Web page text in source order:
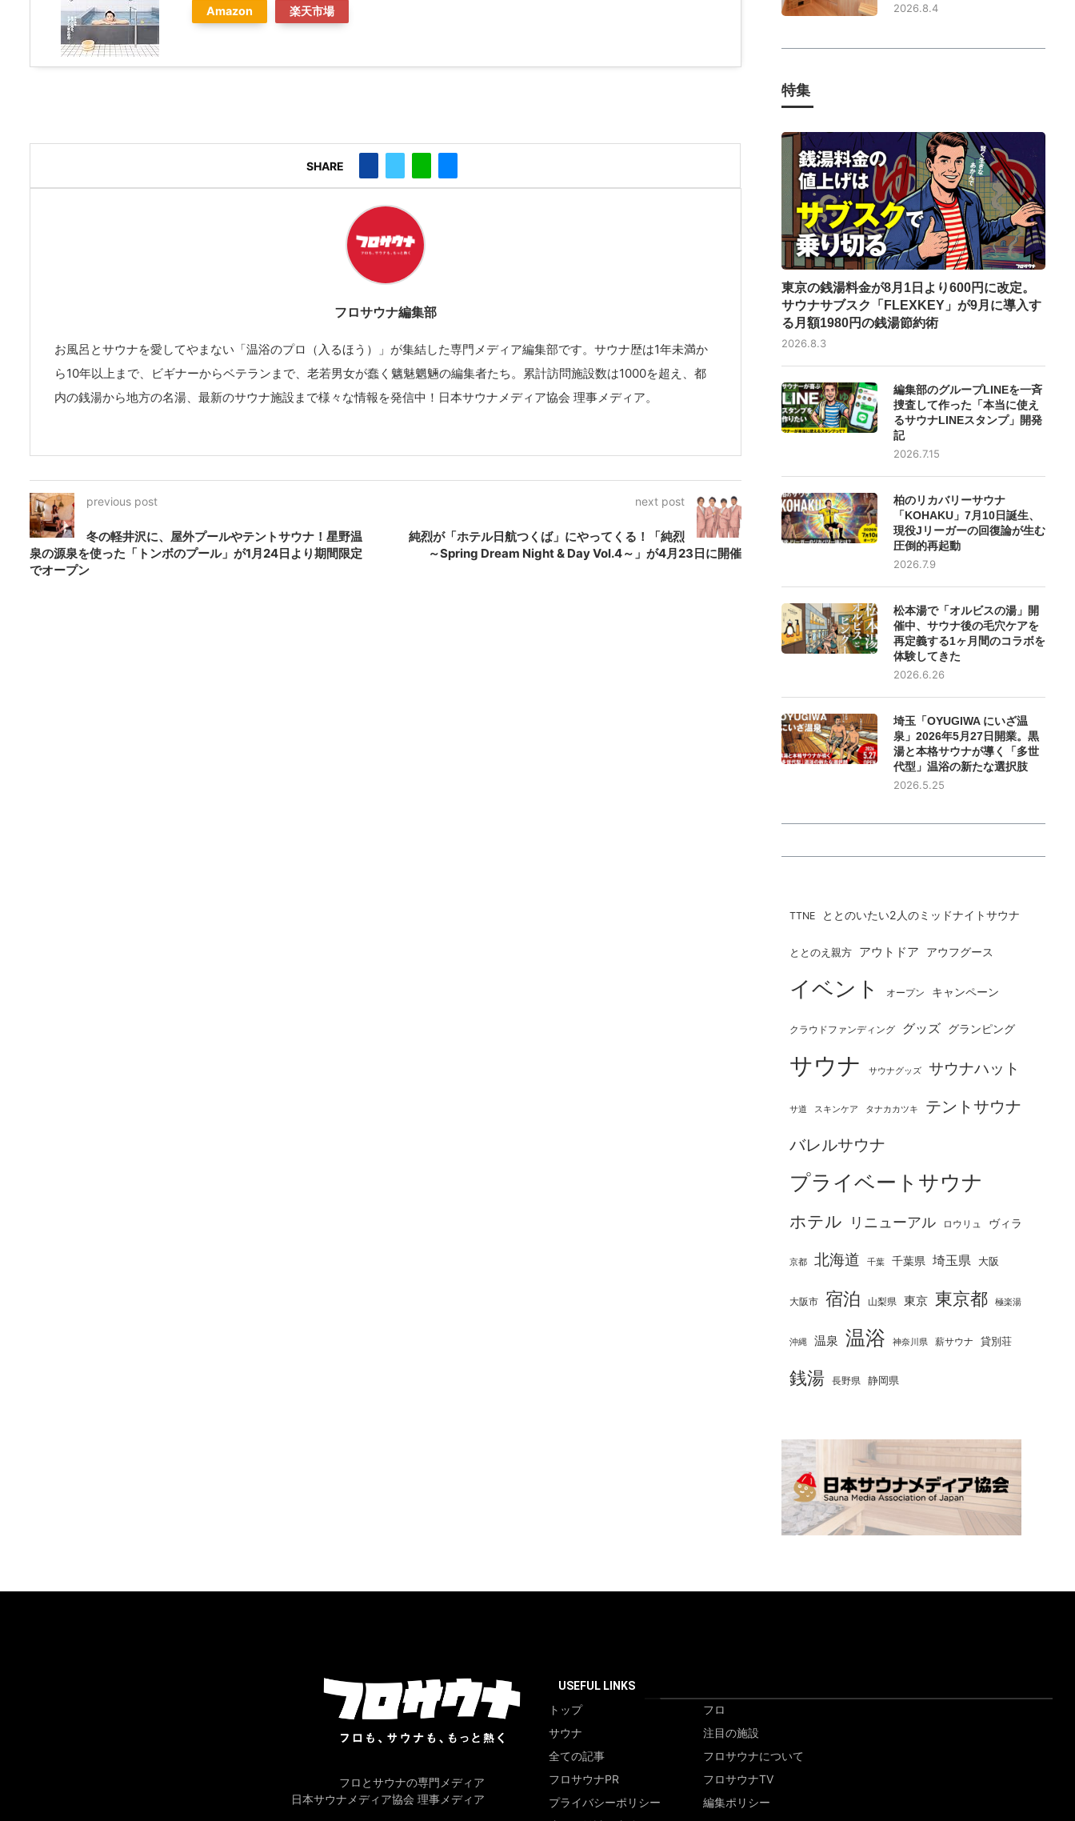
Amazon 楽天市場
SHARE
フロサウナ編集部
お風呂とサウナを愛してやまない「温浴のプロ（入るほう）」が集結した専門メディア編集部です。サウナ歴は1年未満か
ら10年以上まで、ビギナーからベテランまで、老若男女が蠢く魑魅魍魎の編集者たち。累計訪問施設数は1000を超え、都
内の銭湯から地方の名湯、最新のサウナ施設まで様々な情報を発信中！日本サウナメディア協会 理事メディア。
previous post
冬の軽井沢に、屋外プールやテントサウナ！星野温
泉の源泉を使った「トンボのプール」が1月24日より期間限定
でオープン
next post
純烈が「ホテル日航つくば」にやってくる！「純烈
～Spring Dream Night & Day Vol.4～」が4月23日に開催
2026.8.4
特集
東京の銭湯料金が8月1日より600円に改定。
サウナサブスク「FLEXKEY」が9月に導入す
る月額1980円の銭湯節約術
2026.8.3
編集部のグループLINEを一斉
捜査して作った「本当に使え
るサウナLINEスタンプ」開発
記
2026.7.15
柏のリカバリーサウナ
「KOHAKU」7月10日誕生、
現役Jリーガーの回復論が生む
圧倒的再起動
2026.7.9
松本湯で「オルビスの湯」開
催中、サウナ後の毛穴ケアを
再定義する1ヶ月間のコラボを
体験してきた
2026.6.26
埼玉「OYUGIWA にいざ温
泉」2026年5月27日開業。黒
湯と本格サウナが導く「多世
代型」温浴の新たな選択肢
2026.5.25
TTNE ととのいたい2人のミッドナイトサウナ
ととのえ親方 アウトドア アウフグース
イベント オープン キャンペーン
クラウドファンディング グッズ グランピング
サウナ サウナグッズ サウナハット
サ道 スキンケア タナカカツキ
テントサウナ
バレルサウナ
プライベートサウナ
ホテル リニューアル ロウリュ ヴィラ
京都 北海道 千葉 千葉県 埼玉県 大阪
大阪市 宿泊 山梨県 東京 東京都 極楽湯
沖縄 温泉 温浴 神奈川県 薪サウナ 貸別荘
銭湯 長野県 静岡県
フロとサウナの専門メディア
日本サウナメディア協会 理事メディア
USEFUL LINKS
トップ
フロ
サウナ
注目の施設
全ての記事
フロサウナについて
フロサウナPR
フロサウナTV
プライバシーポリシー
編集ポリシー